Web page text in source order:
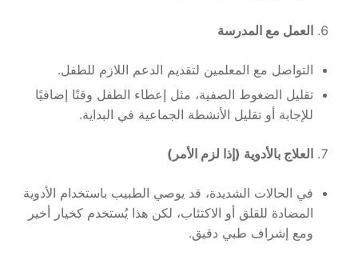
العمل مع المدرسة
التواصل مع المعلمين لتقديم الدعم اللازم للطفل.
تقليل الضغوط الصفية، مثل إعطاء الطفل وقتًا إضافيًا
للإجابة أو تقليل الأنشطة الجماعية في البداية.
العلاج بالأدوية (إذا لزم الأمر)
في الحالات الشديدة، قد يوصي الطبيب باستخدام الأدوية
المضادة للقلق أو الاكتئاب، لكن هذا يُستخدم كخيار أخير
ومع إشراف طبي دقيق.